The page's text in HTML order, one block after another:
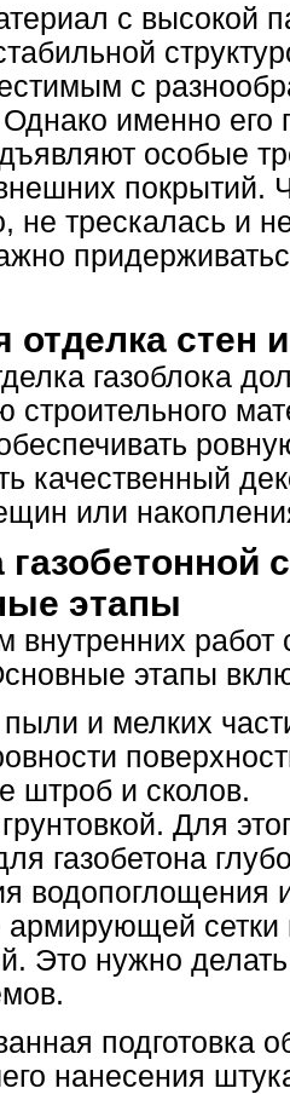
с высокой
с
именно его
особые
покрытий.
не трескалась и
отделка стен
газоблока
строительного
качественный
или
газобетонной
этапы
внутренних
этапы
пыли и мелких
штроб и сколов.
Для
газобетона
водопоглощения
сетки
Это нужно
подготовка
нанесения